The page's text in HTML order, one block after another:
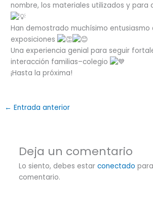
nombre, los materiales utilizados y para
Han demostrado muchísimo
exposiciones
Una experiencia genial para seguir
interacción familias–colegio
¡Hasta la próxima!
← Entrada anterior
Deja un comentario
Lo siento, debes estar conectado
comentario.